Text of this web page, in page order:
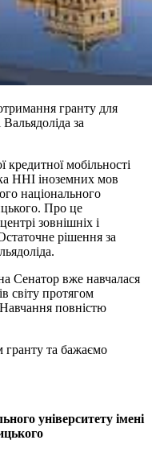
гранту для
за
мобільності
ННІ іноземних мов
національного
Про це
зовнішніх і
рішення за
Сенатор вже навчалася
світу протягом
повністю
гранту та бажаємо
університету імені